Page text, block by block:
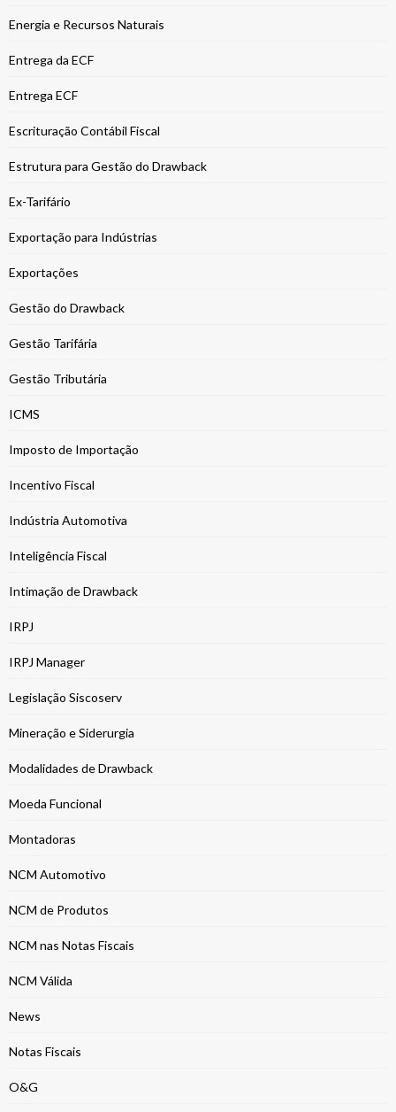
Energia e Recursos Naturais
Entrega da ECF
Entrega ECF
Escrituração Contábil Fiscal
Estrutura para Gestão do Drawback
Ex-Tarifário
Exportação para Indústrias
Exportações
Gestão do Drawback
Gestão Tarifária
Gestão Tributária
ICMS
Imposto de Importação
Incentivo Fiscal
Indústria Automotiva
Inteligência Fiscal
Intimação de Drawback
IRPJ
IRPJ Manager
Legislação Siscoserv
Mineração e Siderurgia
Modalidades de Drawback
Moeda Funcional
Montadoras
NCM Automotivo
NCM de Produtos
NCM nas Notas Fiscais
NCM Válida
News
Notas Fiscais
O&G